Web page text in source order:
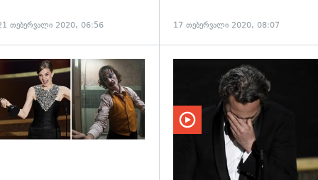
თებერვალი 2020, 06:56 17 თებერვალი 2020, 08:07